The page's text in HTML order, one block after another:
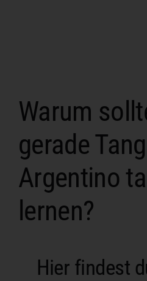
Warum
gerade
Argentino
lernen?
Hier findest